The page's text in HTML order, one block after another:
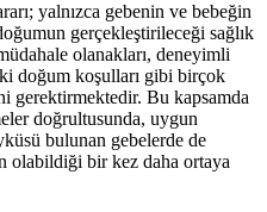
yalnızca gebenin ve bebeğin
gerçekleştirileceği sağlık
olanakları, deneyimli
doğum koşulları gibi birçok
gerektirmektedir. Bu kapsamda
doğrultusunda, uygun
bulunan gebelerde de
olabildiği bir kez daha ortaya